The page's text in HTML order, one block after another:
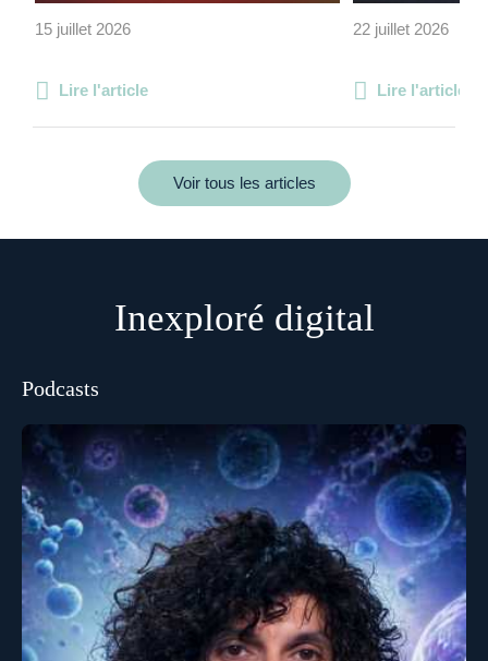
15 juillet 2026
Lire l'article
22 juillet 2026
Lire l'article
Voir tous les articles
Inexploré digital
Podcasts